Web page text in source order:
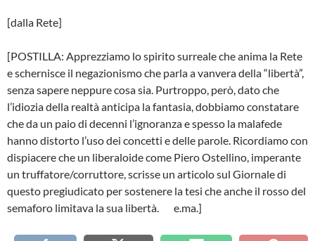
[dalla Rete]
[POSTILLA: Apprezziamo lo spirito surreale che anima la Rete
e schernisce il negazionismo che parla a vanvera della “libertà”,
senza sapere neppure cosa sia. Purtroppo, però, dato che
l’idiozia della realtà anticipa la fantasia, dobbiamo constatare
che da un paio di decenni l’ignoranza e spesso la malafede
hanno distorto l’uso dei concetti e delle parole. Ricordiamo con
dispiacere che un liberaloide come Piero Ostellino, imperante
un truffatore/corruttore, scrisse un articolo sul Giornale di
questo pregiudicato per sostenere la tesi che anche il rosso del
semaforo limitava la sua libertà. e.ma.]